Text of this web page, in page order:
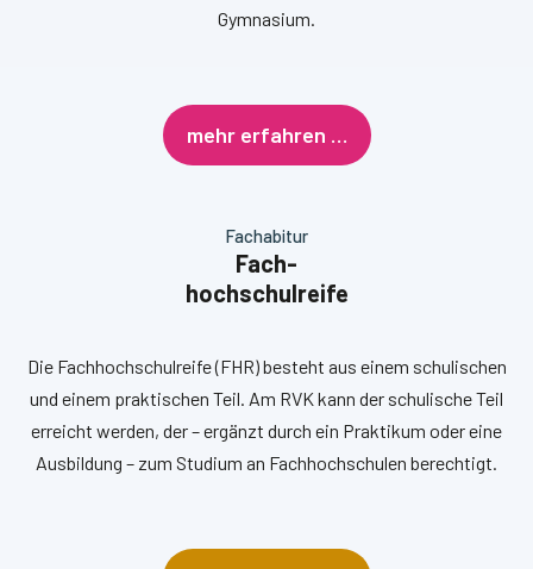
Gymnasium.
mehr erfahren …
Fachabitur
Fach-
hochschulreife
Die Fachhochschulreife (FHR) besteht aus einem schulischen
und einem praktischen Teil. Am RVK kann der schulische Teil
erreicht werden, der – ergänzt durch ein Praktikum oder eine
Ausbildung – zum Studium an Fachhochschulen berechtigt.